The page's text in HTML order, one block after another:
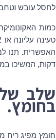
לחסל עובש
דקות, המשיכו
שלב
בחומץ.
חומץ מפיג ריח